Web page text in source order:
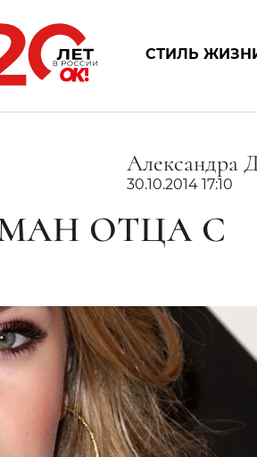
СТИЛЬ
Александра
30.10.2014 17:10
ОТЦА С